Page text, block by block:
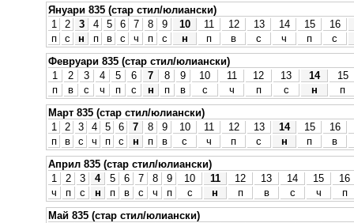
Януари 835 (стар стил/юлиански)
1
2 3 4 5 6 7 8 9 10 11 12 13 14 15
16
п
с н п в с ч п с н п в с ч п
с
Февруари 835 (стар стил/юлиански)
1
2 3 4 5 6 7 8 9 10 11 12 13 14
15
п
в с ч п с н п в с ч п с н
п
Март 835 (стар стил/юлиански)
1
2 3 4 5 6 7 8 9 10 11 12 13 14 15
16
п
в с ч п с н п в с ч п с н п
в
Април 835 (стар стил/юлиански)
1
2 3 4 5 6 7 8 9 10 11 12 13 14 15
16
ч
п с н п в с ч п с н п в с ч
п
Май 835 (стар стил/юлиански)